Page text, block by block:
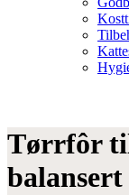
Tørrfôr